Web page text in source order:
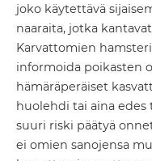
joko käytettävä
naaraita, jotka
Karvattomien
informoida poikasten
hämäräperäiset
huolehdi tai aina
suuri riski päätyä
ei omien sanojensa